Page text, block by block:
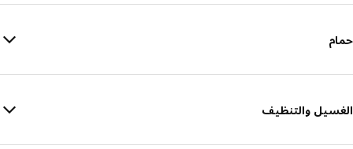
حمام
الغسيل والتنظيف